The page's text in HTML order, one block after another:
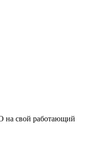
на свой работающий